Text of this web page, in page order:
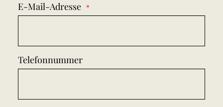
E-Mail-Adresse
Telefonnummer